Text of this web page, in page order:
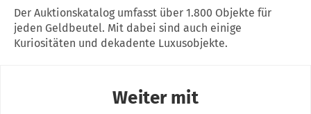
Der Auktionskatalog umfasst über 1.800 Objekte für
jeden Geldbeutel. Mit dabei sind auch einige
Kuriositäten und dekadente Luxusobjekte.